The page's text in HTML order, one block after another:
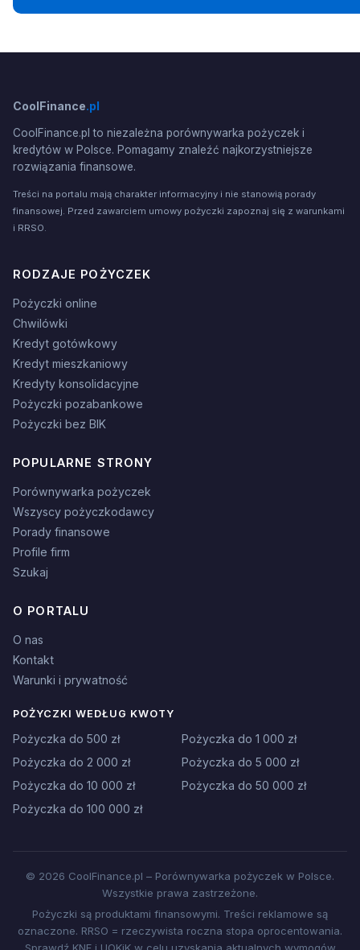
CoolFinance.pl
CoolFinance.pl to niezależna porównywarka pożyczek i
kredytów w Polsce. Pomagamy znaleźć najkorzystniejsze
rozwiązania finansowe.
Treści na portalu mają charakter informacyjny i nie stanowią porady
finansowej. Przed zawarciem umowy pożyczki zapoznaj się z warunkami
i RRSO.
RODZAJE POŻYCZEK
Pożyczki online
Chwilówki
Kredyt gotówkowy
Kredyt mieszkaniowy
Kredyty konsolidacyjne
Pożyczki pozabankowe
Pożyczki bez BIK
POPULARNE STRONY
Porównywarka pożyczek
Wszyscy pożyczkodawcy
Porady finansowe
Profile firm
Szukaj
O PORTALU
O nas
Kontakt
Warunki i prywatność
POŻYCZKI WEDŁUG KWOTY
Pożyczka do 500 zł
Pożyczka do 1 000 zł
Pożyczka do 2 000 zł
Pożyczka do 5 000 zł
Pożyczka do 10 000 zł
Pożyczka do 50 000 zł
Pożyczka do 100 000 zł
© 2026 CoolFinance.pl – Porównywarka pożyczek w Polsce.
Wszystkie prawa zastrzeżone.
Pożyczki są produktami finansowymi. Treści reklamowe są
oznaczone. RRSO = rzeczywista roczna stopa oprocentowania.